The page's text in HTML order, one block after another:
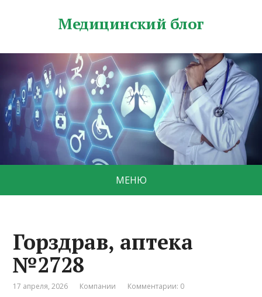
Медицинский блог
МЕНЮ
Горздрав, аптека
№2728
17 апреля, 2026 Компании Комментарии: 0